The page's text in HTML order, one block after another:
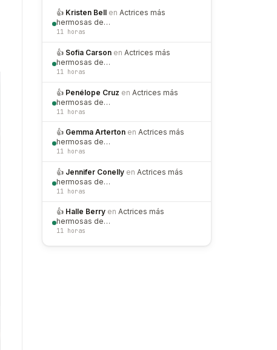
👍 Kristen Bell en Actrices más
hermosas de…
11 horas
👍 Sofia Carson en Actrices más
hermosas de…
11 horas
👍 Penélope Cruz en Actrices más
hermosas de…
11 horas
👍 Gemma Arterton en Actrices más
hermosas de…
11 horas
👍 Jennifer Conelly en Actrices más
hermosas de…
11 horas
👍 Halle Berry en Actrices más
hermosas de…
11 horas